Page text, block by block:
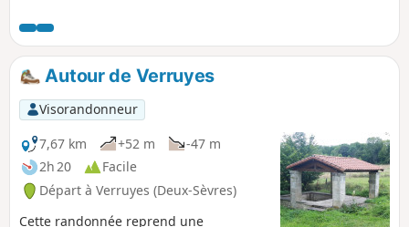
Autour de Verruyes
Visorandonneur
7,67 km
+52 m
-47 m
2h 20
Facile
Départ à Verruyes (Deux-Sèvres)
Cette randonnée reprend une